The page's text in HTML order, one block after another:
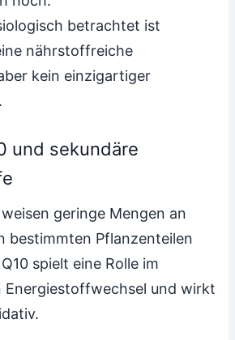
betrachtet ist
nährstoffreiche
kein einzigartiger
und sekundäre
geringe Mengen an
bestimmten Pflanzenteilen
spielt eine Rolle im
Energiestoffwechsel und wirkt